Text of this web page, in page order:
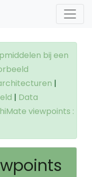
bij een
|
| Data
viewpoints :